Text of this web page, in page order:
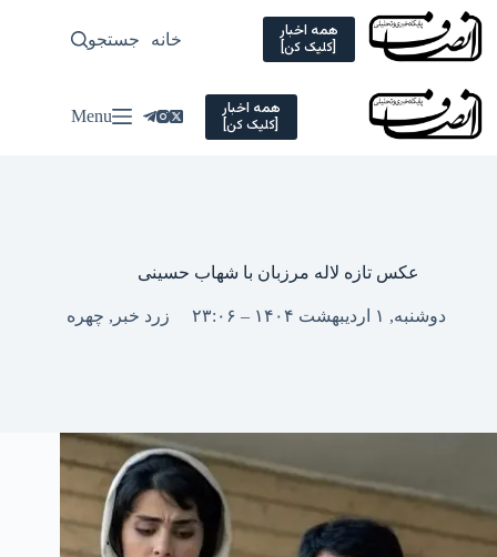
Skip
content
همه اخبار
[کلیک کن] خانه سیاسی
جستجو
همه اخبار
[کلیک کن] Menu
عکس تازه لاله مرزبان با شهاب حسینی
دوشنبه, ۱ اردیبهشت ۱۴۰۴ – ۲۳:۰۶ زرد خبر , چهره